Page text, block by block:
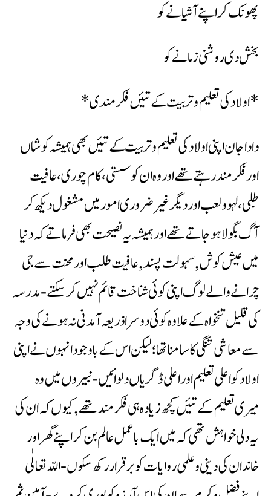
پھونک کر اپنے آشیانے کو
بخش دی روشنی زمانے کو
*اولاد کی تعلیم وتربیت کے تئیں فکر مندی*
دادا جان اپنی اولاد کی تعلیم وتربیت کے تئیں بھی ہمیشہ کوشاں
اور فکر مند رہتے تھے اور وہ ان کو سستی ، کام چوری ، عافیت
طلبی، لہو ولعب اور دیگر غیر ضروری امور میں مشغول دیکھ کر
آگ بگولا ہوجاتے تھے اور ہمیشہ یہ نصیحت بھی فرماتے کہ دنیا
میں عیش کوش ,سہولت پسند, عافیت طلب اور محنت سے جی
چرانے والے لوگ اپنی کوئی شناخت قائم نہیں کرسکتے -مدرسہ
کی قلیل تنخواہ کے علاوہ کوئی دوسرا ذریعہ آمدنی نہ ہونے کی وجہ
سے معاشی تنگی کا سامناتھا؛لیکن اس کے باوجود انہوں نے اپنی
اولاد کو اعلی تعلیم اور اعلی ڈگریاں دلوائیں -نبیروں میں وہ
میری تعلیم کے تئیں کچھ زیادہ ہی فکر مند تھے ,کیوں کہ ان کی
یہ دلی خواہش تھی کہ میں ایک باعمل عالم بن کر اپنے گھر اور
خاندان کی دینی وعلمی روایات کو برقرار رکھ سکوں -اللہ تعالٰی